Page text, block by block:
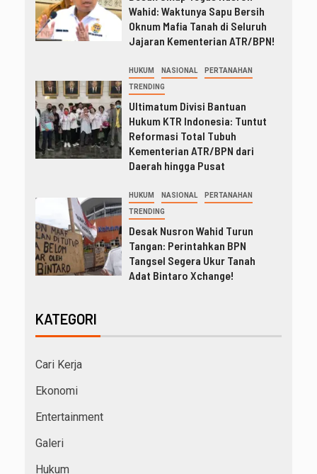
Wahid: Waktunya Sapu Bersih
Oknum Mafia Tanah di Seluruh
Jajaran Kementerian ATR/BPN!
HUKUM NASIONAL PERTANAHAN
TRENDING
Ultimatum Divisi Bantuan
Hukum KTR Indonesia: Tuntut
Reformasi Total Tubuh
Kementerian ATR/BPN dari
Daerah hingga Pusat
HUKUM NASIONAL PERTANAHAN
TRENDING
Desak Nusron Wahid Turun
Tangan: Perintahkan BPN
Tangsel Segera Ukur Tanah
Adat Bintaro Xchange!
KATEGORI
Cari Kerja
Ekonomi
Entertainment
Galeri
Hukum